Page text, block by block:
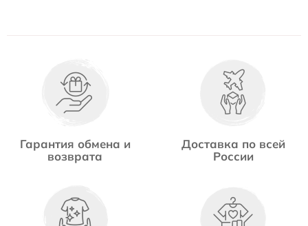
Гарантия обмена и
возврата
Доставка по всей
России